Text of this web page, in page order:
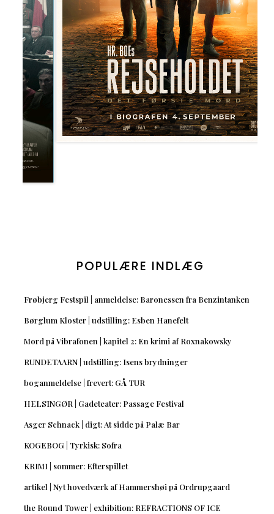
POPULÆRE INDLÆG
Frøbjerg Festspil | anmeldelse: Baronessen fra Benzintanken
Børglum Kloster | udstilling: Esben Hanefelt
Mord på Vibrafonen | kapitel 2: En krimi af Roxnakowsky
RUNDETAARN | udstilling: Isens brydninger
boganmeldelse | frevert: GÅ TUR
HELSINGØR | Gadeteater: Passage Festival
Asger Schnack | digt: At sidde på Palæ Bar
KOGEBOG | Tyrkisk: Sofra
KRIMI | sommer: Efterspillet
artikel | Nyt hovedværk af Hammershøi på Ordrupgaard
the Round Tower | exhibition: REFRACTIONS OF ICE